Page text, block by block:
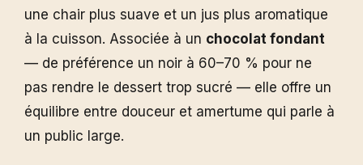
une chair plus suave et un jus plus aromatique
à la cuisson. Associée à un chocolat fondant
— de préférence un noir à 60–70 % pour ne
pas rendre le dessert trop sucré — elle offre un
équilibre entre douceur et amertume qui parle à
un public large.